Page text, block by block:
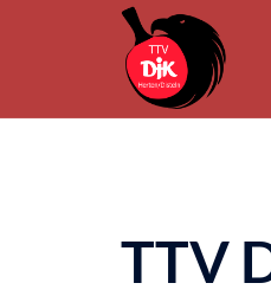
TTV